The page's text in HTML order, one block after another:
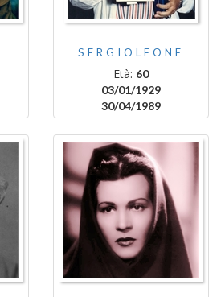
SERGIOLEONE
Età: 60
03/01/1929
30/04/1989